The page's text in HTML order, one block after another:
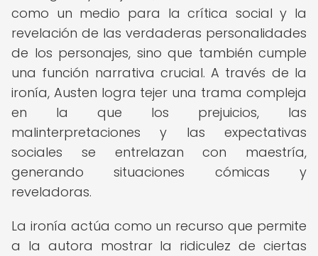
como un medio para la crítica social y la
revelación de las verdaderas personalidades
de los personajes, sino que también cumple
una función narrativa crucial. A través de la
ironía, Austen logra tejer una trama compleja
en la que los prejuicios, las
malinterpretaciones y las expectativas
sociales se entrelazan con maestría,
generando situaciones cómicas y
reveladoras.
La ironía actúa como un recurso que permite
a la autora mostrar la ridiculez de ciertas